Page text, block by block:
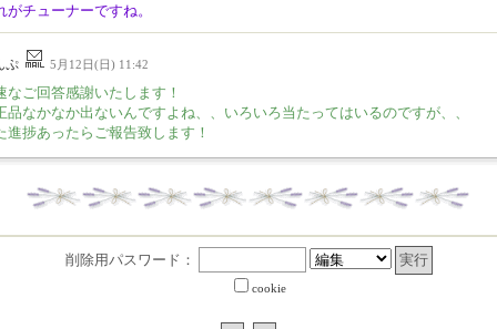
がチューナーですね。
ぷ 5月12日(日) 11:42
なご回答感謝いたします！
品なかなか出ないんですよね、、いろいろ当たってはいるのですが、、
進捗あったらご報告致します！
削除用パスワード：
cookie